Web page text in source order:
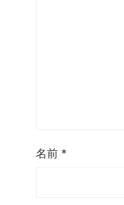
名前 *